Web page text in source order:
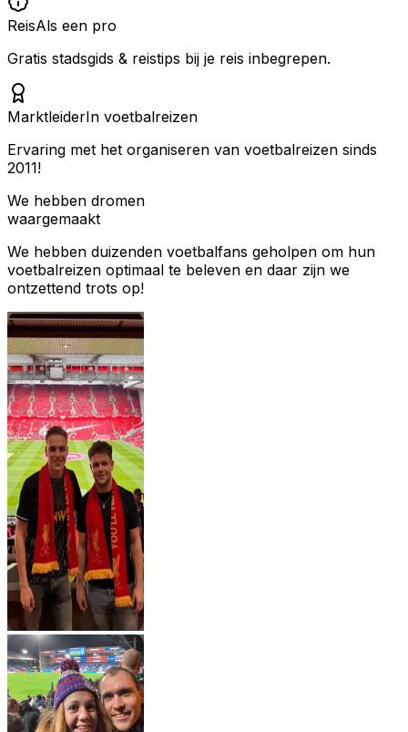
ReisAls een pro
Gratis stadsgids & reistips bij je reis inbegrepen.
MarktleiderIn voetbalreizen
Ervaring met het organiseren van voetbalreizen sinds
2011!
We hebben dromen
waargemaakt
We hebben duizenden voetbalfans geholpen om hun
voetbalreizen optimaal te beleven en daar zijn we
ontzettend trots op!